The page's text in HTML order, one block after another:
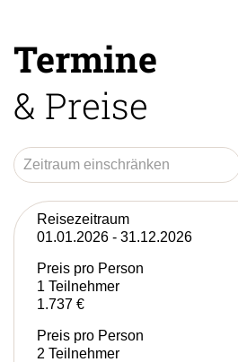
Termine
& Preise
Reisezeitraum
01.01.2026 - 31.12.2026
Preis pro Person
1 Teilnehmer
1.737 €
Preis pro Person
2 Teilnehmer